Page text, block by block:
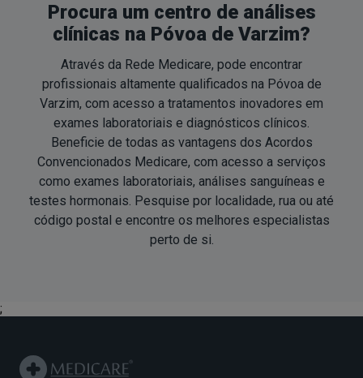
Procura um centro de análises
clínicas na Póvoa de Varzim?
Através da Rede Medicare, pode encontrar
profissionais altamente qualificados na Póvoa de
Varzim, com acesso a tratamentos inovadores em
exames laboratoriais e diagnósticos clí­nicos.
Beneficie de todas as vantagens dos Acordos
Convencionados Medicare, com acesso a serviços
como exames laboratoriais, análises sanguí­neas e
testes hormonais. Pesquise por localidade, rua ou até
código postal e encontre os melhores especialistas
perto de si.
;